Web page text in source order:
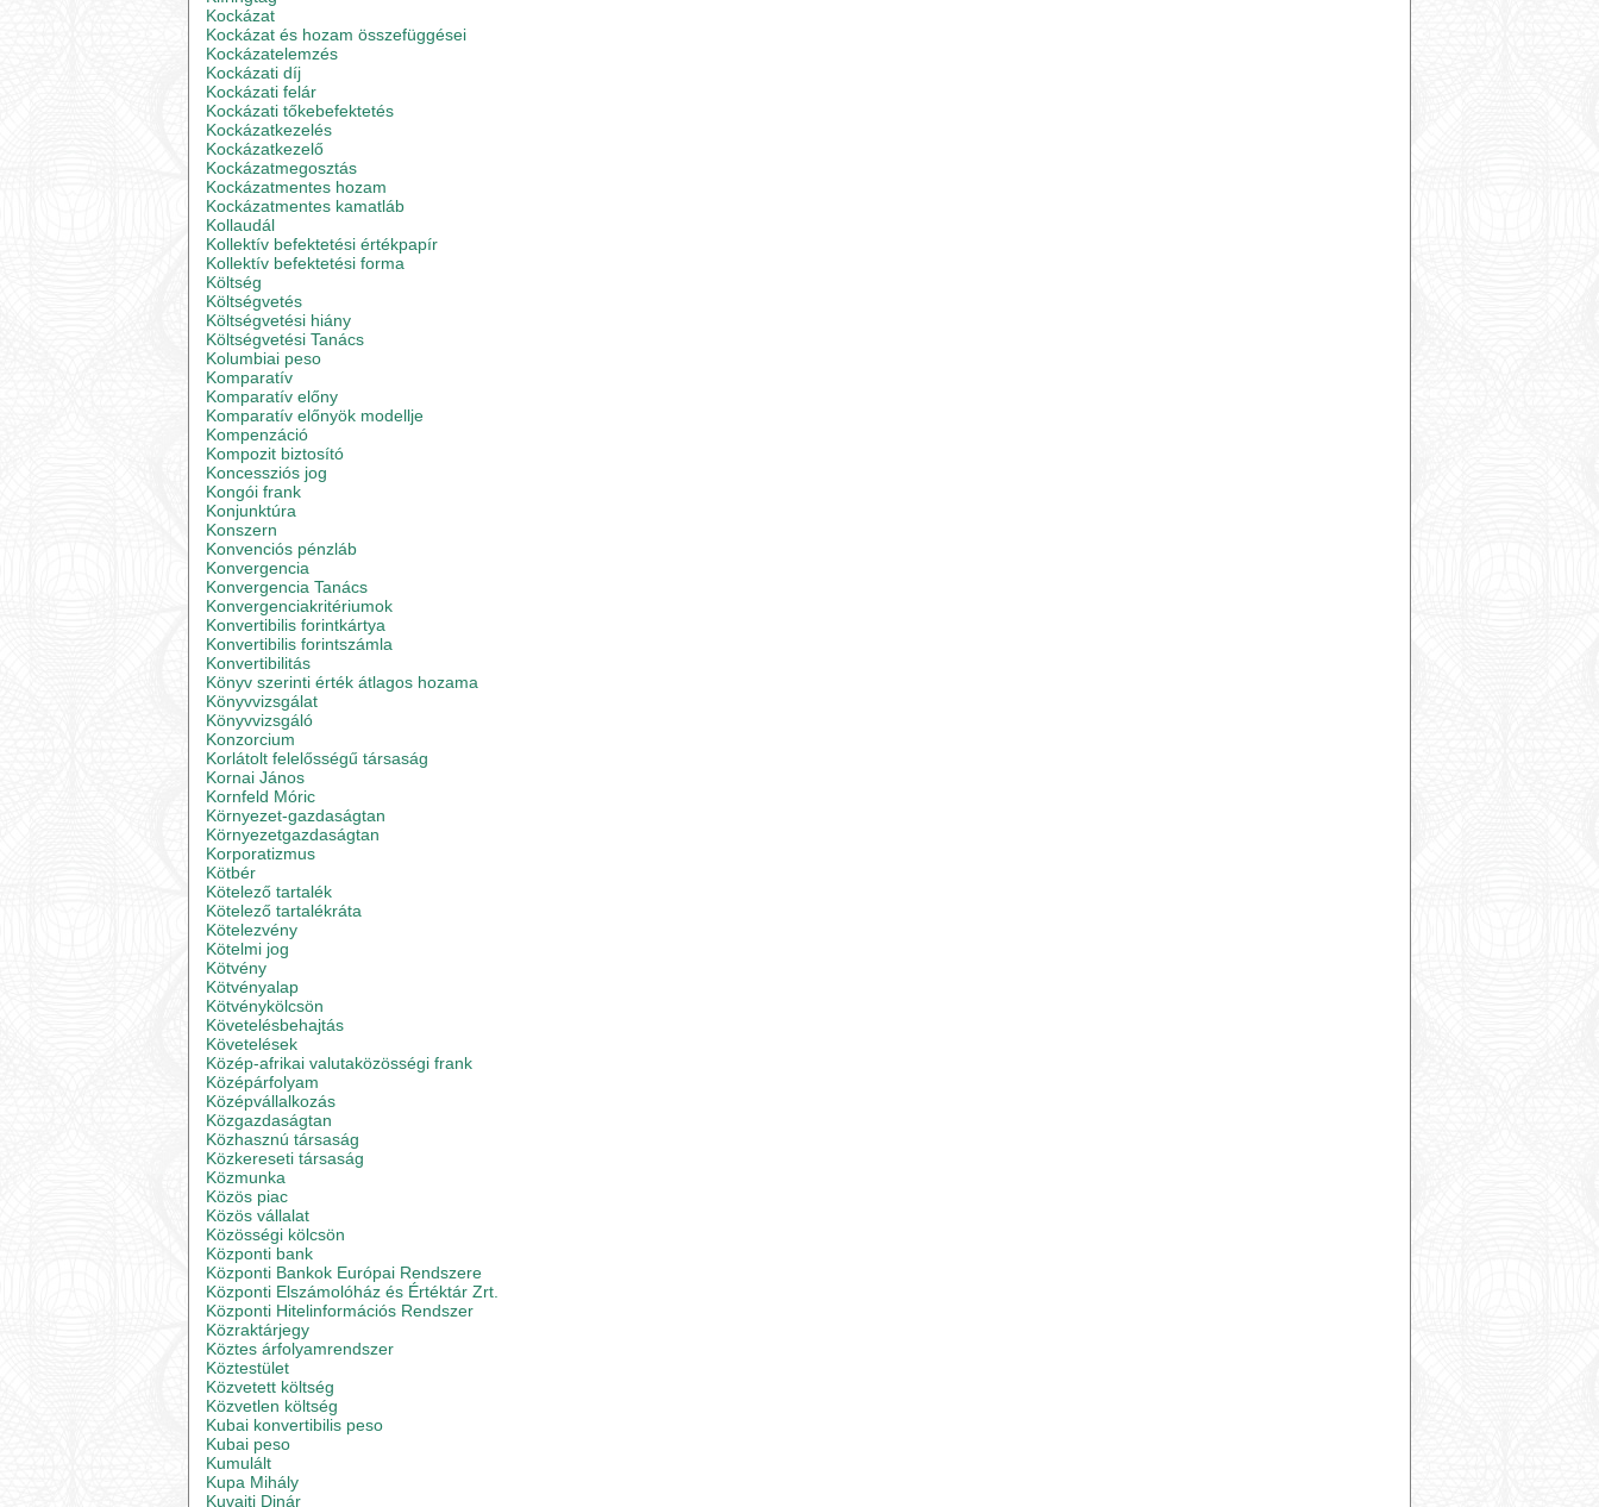
Kockázat
Kockázat és hozam összefüggései
Kockázatelemzés
Kockázati díj
Kockázati felár
Kockázati tőkebefektetés
Kockázatkezelés
Kockázatkezelő
Kockázatmegosztás
Kockázatmentes hozam
Kockázatmentes kamatláb
Kollaudál
Kollektív befektetési értékpapír
Kollektív befektetési forma
Költség
Költségvetés
Költségvetési hiány
Költségvetési Tanács
Kolumbiai peso
Komparatív
Komparatív előny
Komparatív előnyök modellje
Kompenzáció
Kompozit biztosító
Koncessziós jog
Kongói frank
Konjunktúra
Konszern
Konvenciós pénzláb
Konvergencia
Konvergencia Tanács
Konvergenciakritériumok
Konvertibilis forintkártya
Konvertibilis forintszámla
Konvertibilitás
Könyv szerinti érték átlagos hozama
Könyvvizsgálat
Könyvvizsgáló
Konzorcium
Korlátolt felelősségű társaság
Kornai János
Kornfeld Móric
Környezet-gazdaságtan
Környezetgazdaságtan
Korporatizmus
Kötbér
Kötelező tartalék
Kötelező tartalékráta
Kötelezvény
Kötelmi jog
Kötvény
Kötvényalap
Kötvénykölcsön
Követelésbehajtás
Követelések
Közép-afrikai valutaközösségi frank
Középárfolyam
Középvállalkozás
Közgazdaságtan
Közhasznú társaság
Közkereseti társaság
Közmunka
Közös piac
Közös vállalat
Közösségi kölcsön
Központi bank
Központi Bankok Európai Rendszere
Központi Elszámolóház és Értéktár Zrt.
Központi Hitelinformációs Rendszer
Közraktárjegy
Köztes árfolyamrendszer
Köztestület
Közvetett költség
Közvetlen költség
Kubai konvertibilis peso
Kubai peso
Kumulált
Kupa Mihály
Kuvaiti Dinár